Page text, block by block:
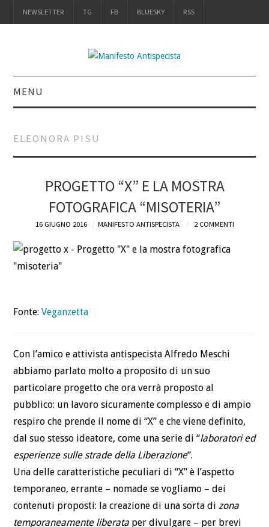
NEWSLETTER TG FB BLUESKY RSS
MENU
ACQUISTALO
DEFINIZIONI
CHI
CONTATTI
ELEONORA PISU
PROGETTO “X” E LA MOSTRA
FOTOGRAFICA “MISOTERIA”
16 GIUGNO 2016 MANIFESTO ANTISPECISTA 2 COMMENTI
Fonte:Veganzetta
Con l’amico e attivista antispecista Alfredo Meschi
abbiamo parlato molto a proposito di un suo
particolare progetto che ora verrà proposto al
pubblico: un lavoro sicuramente complesso e di ampio
respiro che prende il nome di “X” e che viene definito,
dal suo stesso ideatore, come una serie di “laboratori ed
esperienze sulle strade della Liberazione“.
Una delle caratteristiche peculiari di “X” è l’aspetto
temporaneo, errante – nomade se vogliamo – dei
contenuti proposti: la creazione di una sorta dizona
temporaneamente liberata per divulgare – per brevi